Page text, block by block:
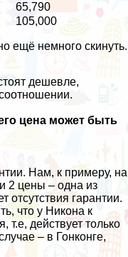
65,790
105,000
ещё немного скинуть.
дешевле,
цена может быть
Нам, к примеру, на
2 цены – одна из
отсутствия гарантии.
что у Никона к
т.е, действует только
– в Гонконге,